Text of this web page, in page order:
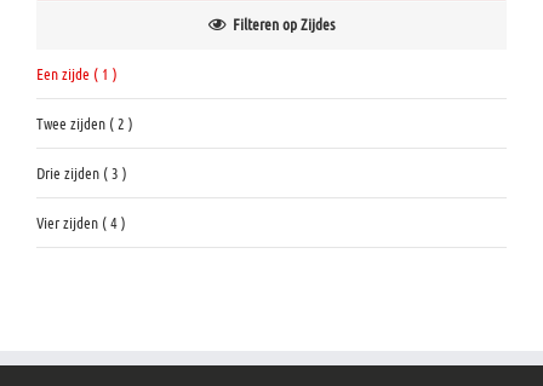
Filteren op Zijdes
Een zijde ( 1 )
Twee zijden ( 2 )
Drie zijden ( 3 )
Vier zijden ( 4 )